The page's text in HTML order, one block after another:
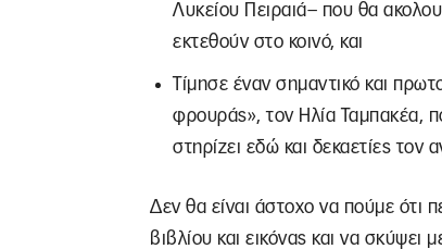
Λυκείου Πειραιά– που θα
εκτεθούν στο κοινό, και
Τίμησε έναν σημαντικό και
φρουράς», τον Ηλία Ταμπακέα,
στηρίζει εδώ και δεκαετίες τον
Δεν θα είναι άστοχο να πούμε ότι
βιβλίου και εικόνας και να